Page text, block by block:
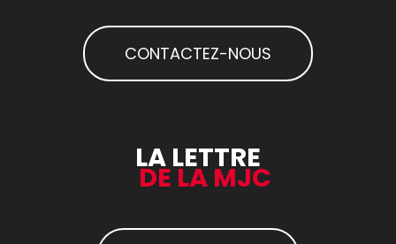
CONTACTEZ-NOUS
LA LETTRE
DE LA MJC